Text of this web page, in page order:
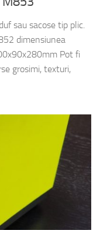
sau sacose tip plic.
dimensiunea
Pot fi
grosimi, texturi,